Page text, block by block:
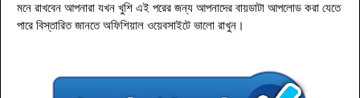
মনে রাখবেন আপনারা যখন খুশি এই পরের জন্য আপনাদের বায়ডাটা আপলোড করা যেতে
পারে বিস্তারিত জানতে অফিশিয়াল ওয়েবসাইটে ভালো রাখুন ।